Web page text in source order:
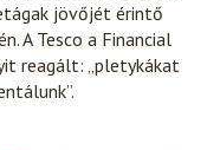
jövőjét érintő
A Tesco a Financial
reagált: „pletykákat